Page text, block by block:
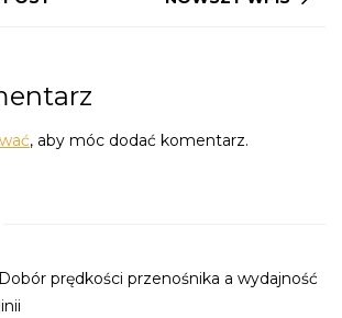
, aby móc dodać komentarz.
Dobór prędkości przenośnika a wydajność